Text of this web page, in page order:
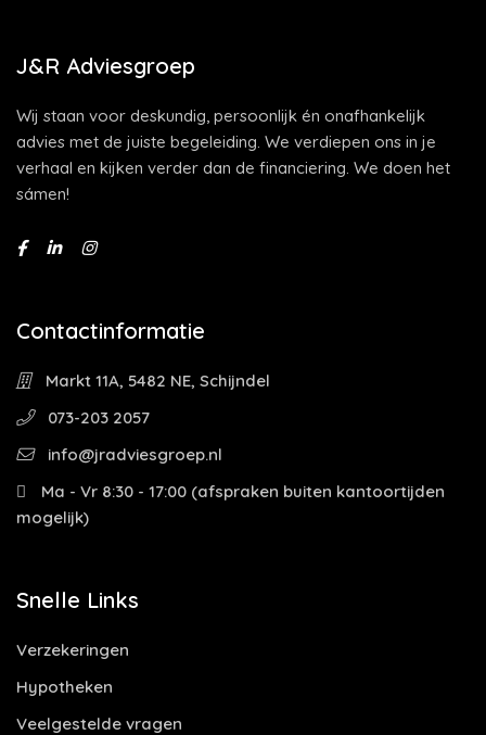
J&R Adviesgroep
Wij staan voor deskundig, persoonlijk én onafhankelijk
advies met de juiste begeleiding. We verdiepen ons in je
verhaal en kijken verder dan de financiering. We doen het
sámen!
Contactinformatie
Markt 11A, 5482 NE, Schijndel
073-203 2057
info@jradviesgroep.nl
Ma - Vr 8:30 - 17:00 (afspraken buiten kantoortijden
mogelijk)
Snelle Links
Verzekeringen
Hypotheken
Veelgestelde vragen